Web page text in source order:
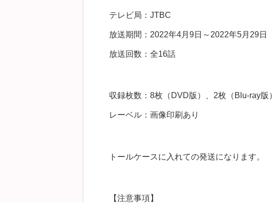
テレビ局：JTBC
放送期間：2022年4月9日～2022年5月29日
放送回数：全16話
収録枚数：8枚（DVD版）、2枚（Blu-ray版）
レーベル：画像印刷あり
トールケースに入れての発送になります。
【注意事項】